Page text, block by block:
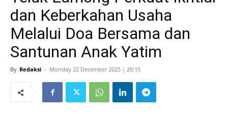
dan Keberkahan Usaha
Melalui Doa Bersama dan
Santunan Anak Yatim
By Redaksi - Monday 22 December 2025 | 20:15